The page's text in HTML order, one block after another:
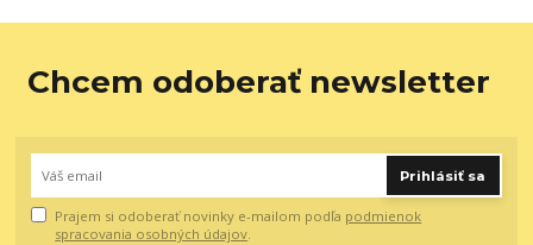
Chcem odoberať newsletter
Prihlásiť sa
Prajem si odoberať novinky e-mailom podľa podmienok
spracovania osobných údajov.